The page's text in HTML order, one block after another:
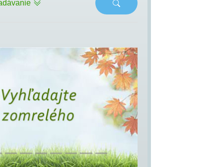
Next